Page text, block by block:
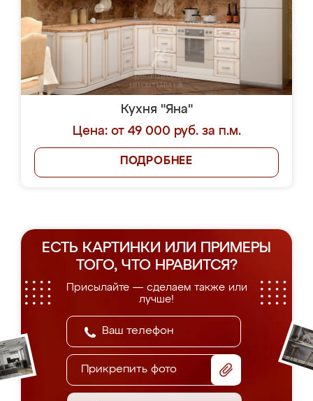
Кухня "Яна"
Цена: от 49 000 руб. за п.м.
ПОДРОБНЕЕ
ЕСТЬ КАРТИНКИ ИЛИ ПРИМЕРЫ
ТОГО, ЧТО НРАВИТСЯ?
Присылайте — сделаем также или
лучше!
Прикрепить фото